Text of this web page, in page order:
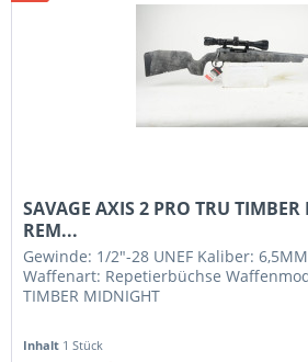
SAVAGE AXIS 2 PRO TRU
REM...
Gewinde: 1/2"-28 UNEF Kaliber: 6,5MM
Waffenart: Repetierbüchse
TIMBER MIDNIGHT
Inhalt 1 Stück